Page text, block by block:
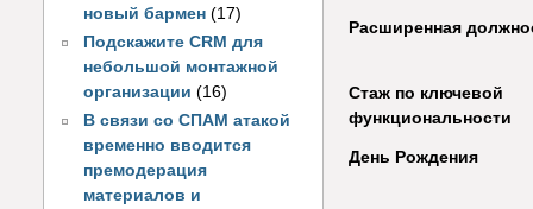
новый бармен (17)
Подскажите CRM для
небольшой монтажной
организации (16)
В связи со СПАМ атакой
временно вводится
премодерация
материалов и
Расширенная
Стаж по ключевой
функциональности
День Рождения